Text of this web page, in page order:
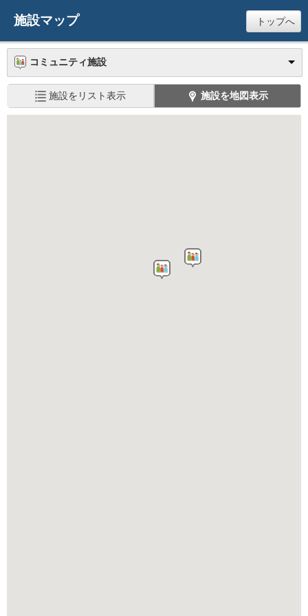
施設マップ トップへ
コミュニティ施設
施設をリスト表示 施設を地図表示